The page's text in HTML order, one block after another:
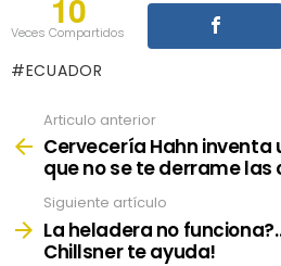
Veces Compartidos
ECUADOR
more
Articulo anterior
Cervecería Hahn
que no se te derrame las
Siguiente artículo
La heladera no
Chillsner te ayuda!